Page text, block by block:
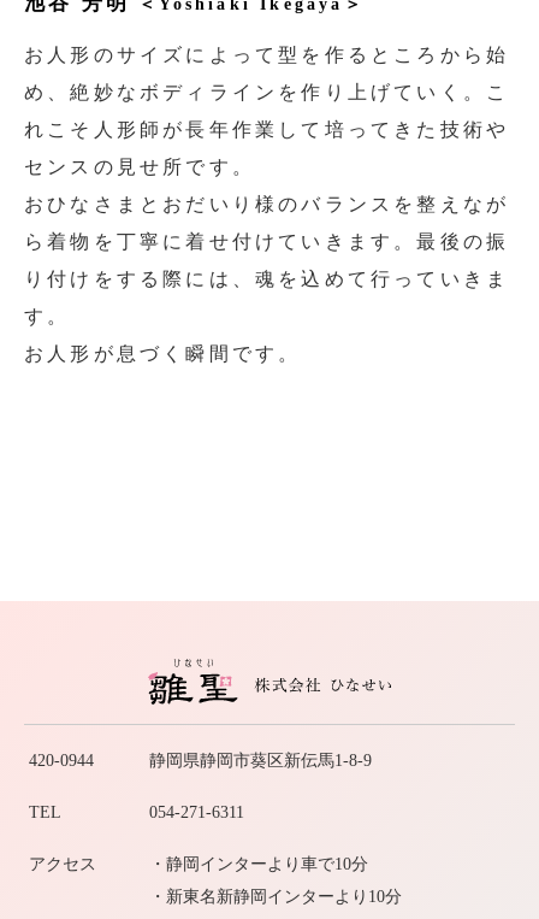
＜Yoshiaki Ikegaya＞
お人形のサイズによって型を作るところから始
め、絶妙なボディラインを作り上げていく。こ
れこそ人形師が長年作業して培ってきた技術や
センスの見せ所です。
おひなさまとおだいり様のバランスを整えなが
ら着物を丁寧に着せ付けていきます。最後の振
り付けをする際には、魂を込めて行っていきま
す。
お人形が息づく瞬間です。
420-0944 静岡県静岡市葵区新伝馬1-8-9
TEL 054-271-6311
アクセス
・静岡インターより車で10分
・新東名新静岡インターより10分